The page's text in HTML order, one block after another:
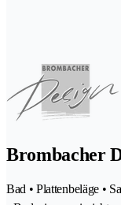
Brombacher
Bad • Plattenbeläge •